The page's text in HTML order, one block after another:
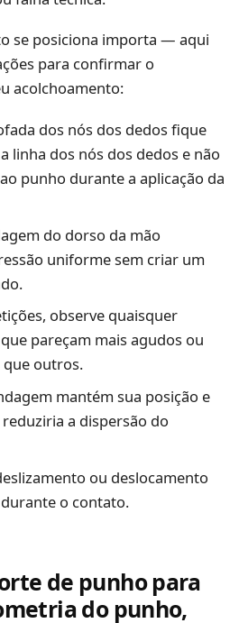
se posiciona importa — aqui
para confirmar o
acolchoamento:
dos nós dos dedos fique
linha dos nós dos dedos e não
punho durante a aplicação da
do dorso da mão
uniforme sem criar um
observe quaisquer
pareçam mais agudos ou
outros.
mantém sua posição e
a dispersão do
ou deslocamento
o contato.
de punho para
do punho,